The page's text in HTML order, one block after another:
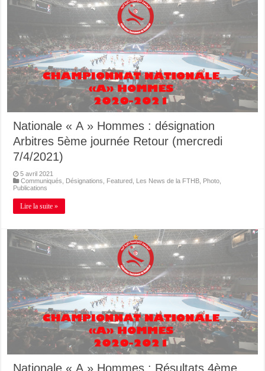
Nationale « A » Hommes : désignation
Arbitres 5ème journée Retour (mercredi
7/4/2021)
5 avril 2021
Communiqués
Désignations Featured Les News de la FTHB Photo
Publications
Lire la suite »
Nationale « A » Hommes : Résultats 4ème